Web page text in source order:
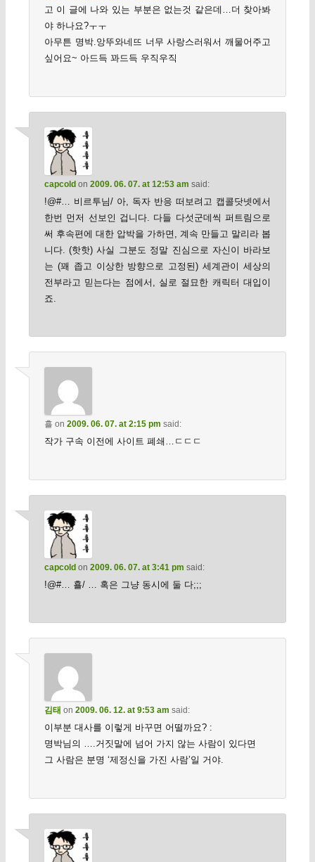
고 이 글에 나와 있는 부분은 없는것 같은데…더 찾아봐
야 하나요?ㅜㅜ
아무튼 명박.앙뚜와네뜨 너무 사랑스러워서 깨물어주고
싶어요~ 아드득 꽈드득 우직우직
capcold on 2009. 06. 07. at 12:53 am said:
!@#… 비르투님/ 아, 독자 반응 떠보려고 캡콜닷넷에서
한번 먼저 선보인 겁니다. 다들 다섯군데씩 퍼트림으로
써 후속편에 대한 압박을 가하면, 계속 만들고 말리라 봅
니다. (핫핫) 사실 그분도 정말 진심으로 자신이 바라보
는 (꽤 좁고 이상한 방향으로 고정된) 세계관이 세상의
전부라고 믿는다는 점에서, 실로 절묘한 캐릭터 대입이
죠.
횰 on 2009. 06. 07. at 2:15 pm said:
작가 구속 이전에 사이트 폐쇄…ㄷㄷㄷ
capcold on 2009. 06. 07. at 3:41 pm said:
!@#… 횰/ … 혹은 그냥 동시에 둘 다;;;
김태 on 2009. 06. 12. at 9:53 am said:
이부분 대사를 이렇게 바꾸면 어떨까요? :
명박님의 ….거짓말에 넘어 가지 않는 사람이 있다면
그 사람은 분명 ‘제정신을 가진 사람’일 거야.